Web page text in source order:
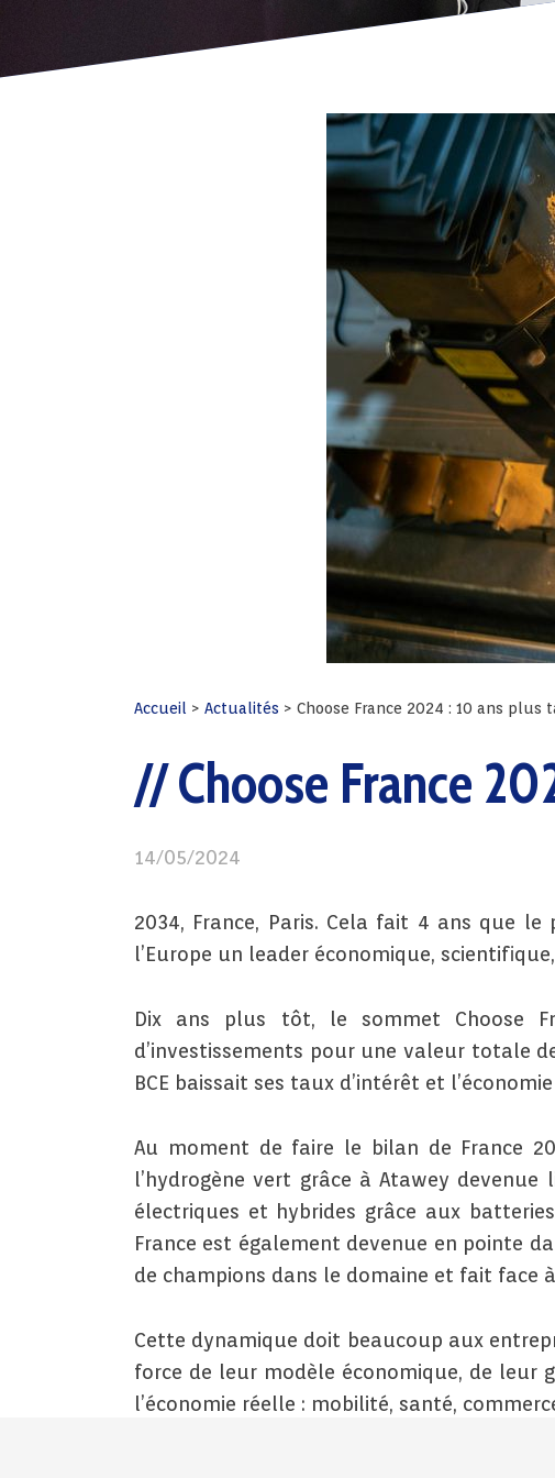
Accueil > Actualités > Choose France 2024 : 10 ans plus
Choose France
14/05/2024
2034, France, Paris. Cela fait 4 ans que
l’Europe un leader économique,
Dix ans plus tôt, le sommet Choose
d’investissements pour une valeur totale
BCE baissait ses taux d’intérêt et
Au moment de faire le bilan de France
l’hydrogène vert grâce à Atawey
électriques et hybrides grâce aux
France est également devenue en pointe
de champions dans le domaine et fait face
Cette dynamique doit beaucoup aux
force de leur modèle économique, de leur
l’économie réelle : mobilité, santé,